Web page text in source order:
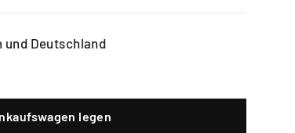
und Deutschland
legen